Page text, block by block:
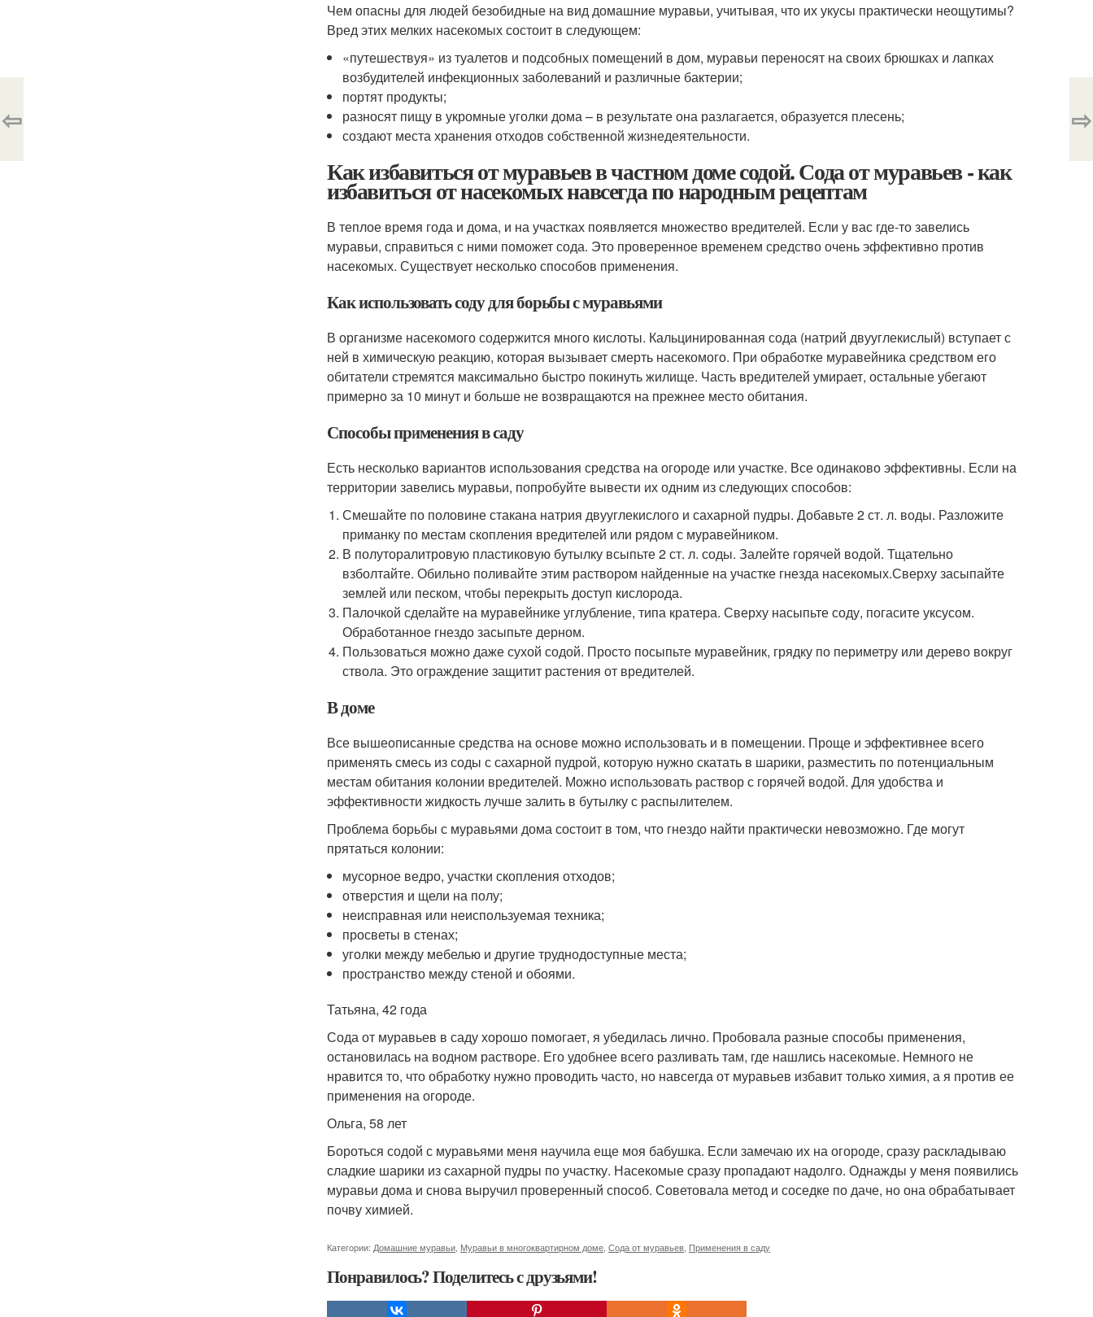
Чем опасны для людей безобидные на вид домашние муравьи, учитывая, что их укусы практически неощутимы?
Вред этих мелких насекомых состоит в следующем:
«путешествуя» из туалетов и подсобных помещений в дом, муравьи переносят на своих брюшках и лапках
возбудителей инфекционных заболеваний и различные бактерии;
портят продукты;
разносят пищу в укромные уголки дома – в результате она разлагается, образуется плесень;
создают места хранения отходов собственной жизнедеятельности.
Как избавиться от муравьев в частном доме содой. Сода от муравьев - как
избавиться от насекомых навсегда по народным рецептам
В теплое время года и дома, и на участках появляется множество вредителей. Если у вас где-то завелись
муравьи, справиться с ними поможет сода. Это проверенное временем средство очень эффективно против
насекомых. Существует несколько способов применения.
Как использовать соду для борьбы с муравьями
В организме насекомого содержится много кислоты. Кальцинированная сода (натрий двууглекислый) вступает с
ней в химическую реакцию, которая вызывает смерть насекомого. При обработке муравейника средством его
обитатели стремятся максимально быстро покинуть жилище. Часть вредителей умирает, остальные убегают
примерно за 10 минут и больше не возвращаются на прежнее место обитания.
Способы применения в саду
Есть несколько вариантов использования средства на огороде или участке. Все одинаково эффективны. Если на
территории завелись муравьи, попробуйте вывести их одним из следующих способов:
Смешайте по половине стакана натрия двууглекислого и сахарной пудры. Добавьте 2 ст. л. воды. Разложите
приманку по местам скопления вредителей или рядом с муравейником.
В полуторалитровую пластиковую бутылку всыпьте 2 ст. л. соды. Залейте горячей водой. Тщательно
взболтайте. Обильно поливайте этим раствором найденные на участке гнезда насекомых.Сверху засыпайте
землей или песком, чтобы перекрыть доступ кислорода.
Палочкой сделайте на муравейнике углубление, типа кратера. Сверху насыпьте соду, погасите уксусом.
Обработанное гнездо засыпьте дерном.
Пользоваться можно даже сухой содой. Просто посыпьте муравейник, грядку по периметру или дерево вокруг
ствола. Это ограждение защитит растения от вредителей.
В доме
Все вышеописанные средства на основе можно использовать и в помещении. Проще и эффективнее всего
применять смесь из соды с сахарной пудрой, которую нужно скатать в шарики, разместить по потенциальным
местам обитания колонии вредителей. Можно использовать раствор с горячей водой. Для удобства и
эффективности жидкость лучше залить в бутылку с распылителем.
Проблема борьбы с муравьями дома состоит в том, что гнездо найти практически невозможно. Где могут
прятаться колонии:
мусорное ведро, участки скопления отходов;
отверстия и щели на полу;
неисправная или неиспользуемая техника;
просветы в стенах;
уголки между мебелью и другие труднодоступные места;
пространство между стеной и обоями.
Татьяна, 42 года
Сода от муравьев в саду хорошо помогает, я убедилась лично. Пробовала разные способы применения,
остановилась на водном растворе. Его удобнее всего разливать там, где нашлись насекомые. Немного не
нравится то, что обработку нужно проводить часто, но навсегда от муравьев избавит только химия, а я против ее
применения на огороде.
Ольга, 58 лет
Бороться содой с муравьями меня научила еще моя бабушка. Если замечаю их на огороде, сразу раскладываю
сладкие шарики из сахарной пудры по участку. Насекомые сразу пропадают надолго. Однажды у меня появились
муравьи дома и снова выручил проверенный способ. Советовала метод и соседке по даче, но она обрабатывает
почву химией.
Категории: Домашние муравьи Муравьи в многоквартирном доме Сода от муравьев Применения в саду
Понравилось? Поделитесь с друзьями!
⇦ ⇨